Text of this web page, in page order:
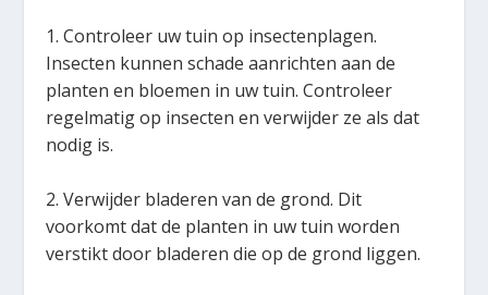
1. Controleer uw tuin op insectenplagen.
Insecten kunnen schade aanrichten aan de
planten en bloemen in uw tuin. Controleer
regelmatig op insecten en verwijder ze als dat
nodig is.
2. Verwijder bladeren van de grond. Dit
voorkomt dat de planten in uw tuin worden
verstikt door bladeren die op de grond liggen.